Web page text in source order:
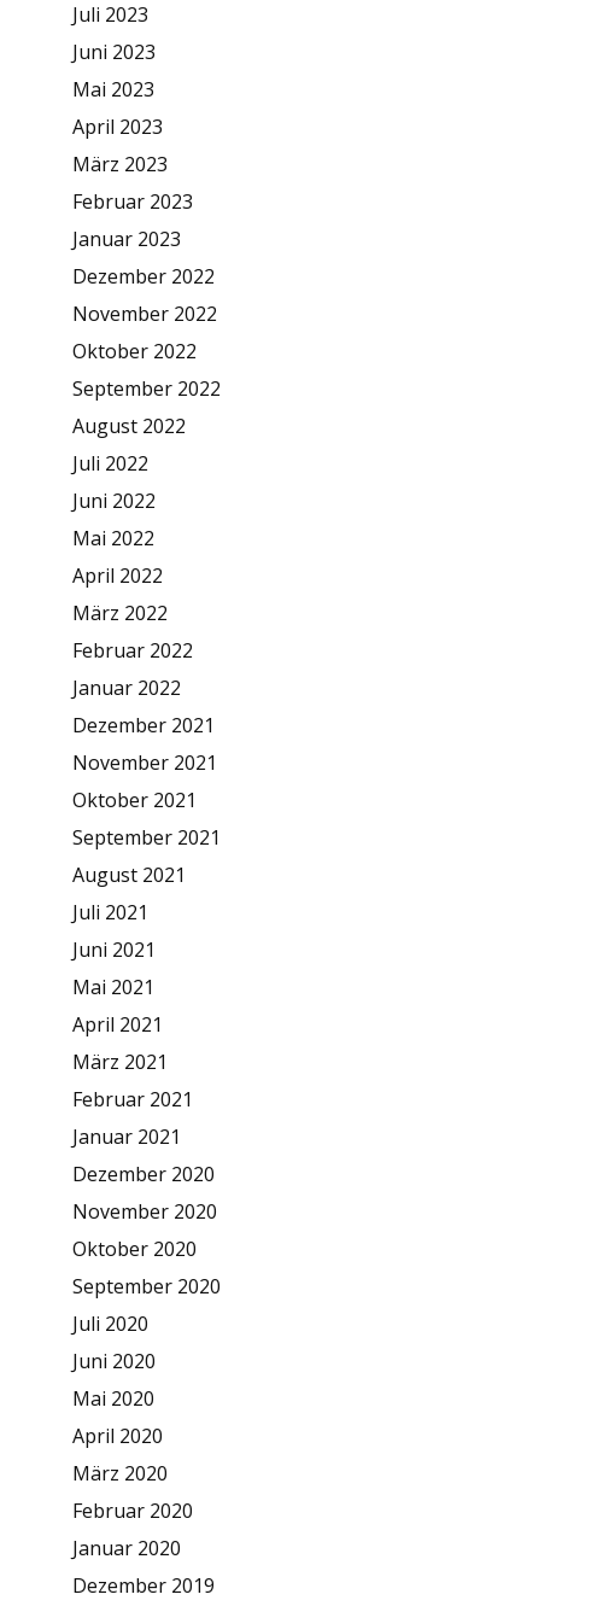
Juli 2023
Juni 2023
Mai 2023
April 2023
März 2023
Februar 2023
Januar 2023
Dezember 2022
November 2022
Oktober 2022
September 2022
August 2022
Juli 2022
Juni 2022
Mai 2022
April 2022
März 2022
Februar 2022
Januar 2022
Dezember 2021
November 2021
Oktober 2021
September 2021
August 2021
Juli 2021
Juni 2021
Mai 2021
April 2021
März 2021
Februar 2021
Januar 2021
Dezember 2020
November 2020
Oktober 2020
September 2020
Juli 2020
Juni 2020
Mai 2020
April 2020
März 2020
Februar 2020
Januar 2020
Dezember 2019